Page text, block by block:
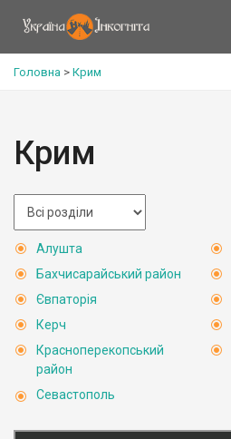
Головна > Крим
Крим
Алушта
Бахчисарайський район
Євпаторія
Керч
Красноперекопський
район
Севастополь